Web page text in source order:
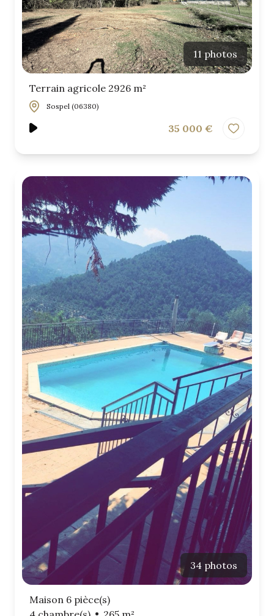
11 photos
Terrain agricole 2926 m²
Sospel (06380)
35 000 €
34 photos
Maison 6 pièce(s)